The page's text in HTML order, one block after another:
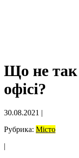
Що не так
офісі?
30.08.2021 |
Рубрика: Місто
|